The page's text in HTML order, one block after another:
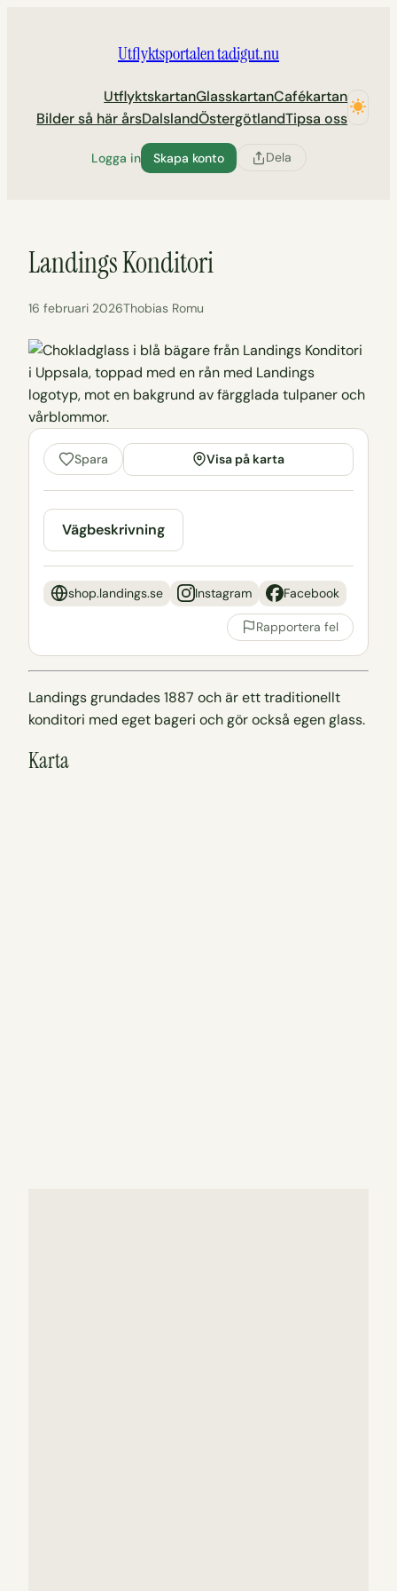
Utflyktsportalen tadigut.nu
UtflyktskartanGlasskartanCafékartan
Bilder så här årsDalslandÖstergötlandTipsa oss
Logga in Skapa konto Dela
Landings Konditori
16 februari 2026Thobias Romu
Spara Visa på karta
Vägbeskrivning
shop.landings.se Instagram Facebook
Rapportera fel
Landings grundades 1887 och är ett traditionellt
konditori med eget bageri och gör också egen glass.
Karta